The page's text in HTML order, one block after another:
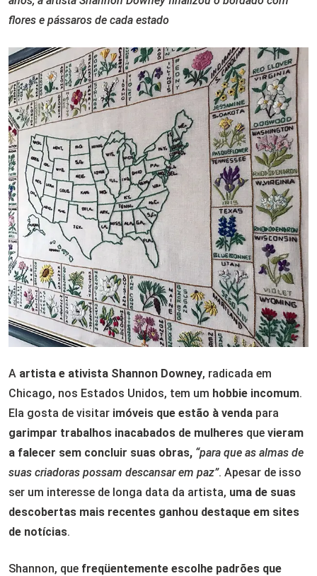
flores e pássaros de cada estado
A artista e ativista Shannon Downey, radicada em
Chicago, nos Estados Unidos, tem um hobbie incomum.
Ela gosta de visitar imóveis que estão à venda para
garimpar trabalhos inacabados de mulheres que vieram
a falecer sem concluir suas obras, “para que as almas de
suas criadoras possam descansar em paz”. Apesar de isso
ser um interesse de longa data da artista, uma de suas
descobertas mais recentes ganhou destaque em sites
de notícias.
Shannon, que freqüentemente escolhe padrões que